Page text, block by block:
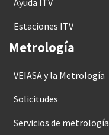
Estaciones ITV
Metrología
VEIASA y la Metrología
Solicitudes
Servicios de metrología